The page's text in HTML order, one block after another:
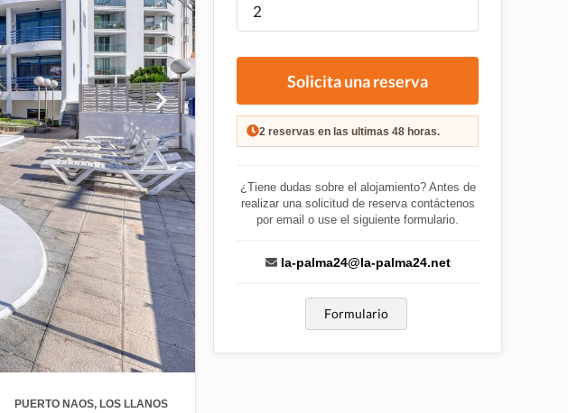
PUERTO NAOS, LOS LLANOS
Solicita una reserva
2 reservas en las ultimas 48 horas.
¿Tiene dudas sobre el alojamiento? Antes de
realizar una solicitud de reserva contáctenos
por email o use el siguiente formulario.
la-palma24@la-palma24.net
Formulario